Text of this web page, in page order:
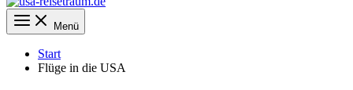
Menü
Start
Flüge in die USA